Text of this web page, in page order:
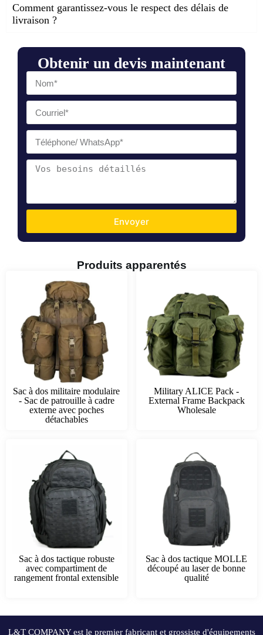
Obtenir un devis maintenant
Envoyer
Comment garantissez-vous le respect des délais de
livraison ?
Produits apparentés
Sac à dos militaire modulaire
- Sac de patrouille à cadre
externe avec poches
détachables
Military ALICE Pack -
External Frame Backpack
Wholesale
Sac à dos tactique robuste
avec compartiment de
rangement frontal extensible
Sac à dos tactique MOLLE
découpé au laser de bonne
qualité
L&T COMPANY est le premier fabricant et grossiste d'équipements